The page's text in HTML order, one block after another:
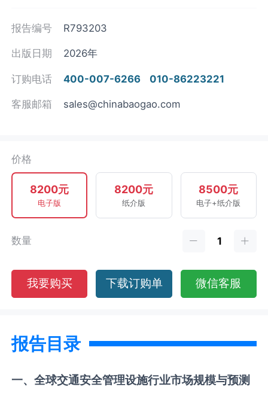
报告编号 R793203
出版日期 2026年
订购电话 400-007-6266 010-86223221
客服邮箱 sales@chinabaogao.com
价格
8200元
电子版
8200元
纸介版
8500元
电子+纸介版
数量
我要购买 下载订购单 微信客服
报告目录
一、全球交通安全管理设施行业市场规模与预测